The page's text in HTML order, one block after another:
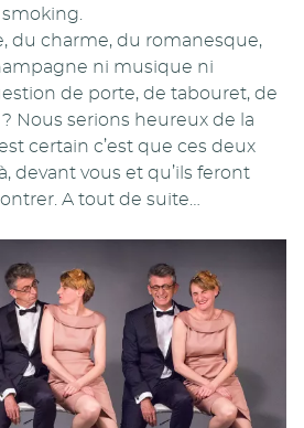
du charme, du romanesque,
ni musique ni
de porte, de tabouret, de
? Nous serions heureux de la
certain c’est que ces deux
devant vous et qu’ils feront
A tout de suite…